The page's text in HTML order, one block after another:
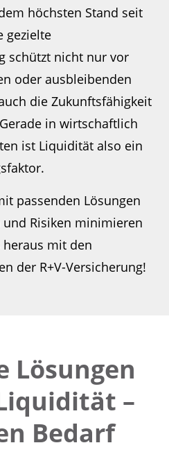
höchsten Stand seit
gezielte
schützt nicht nur vor
oder ausbleibenden
die Zukunftsfähigkeit
in wirtschaftlich
ist Liquidität also ein
passenden Lösungen
Risiken minimieren
heraus mit den
der R+V-Versicherung!
Lösungen
–
Bedarf